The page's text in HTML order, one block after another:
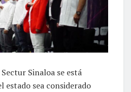
Sinaloa se está
estado sea considerado